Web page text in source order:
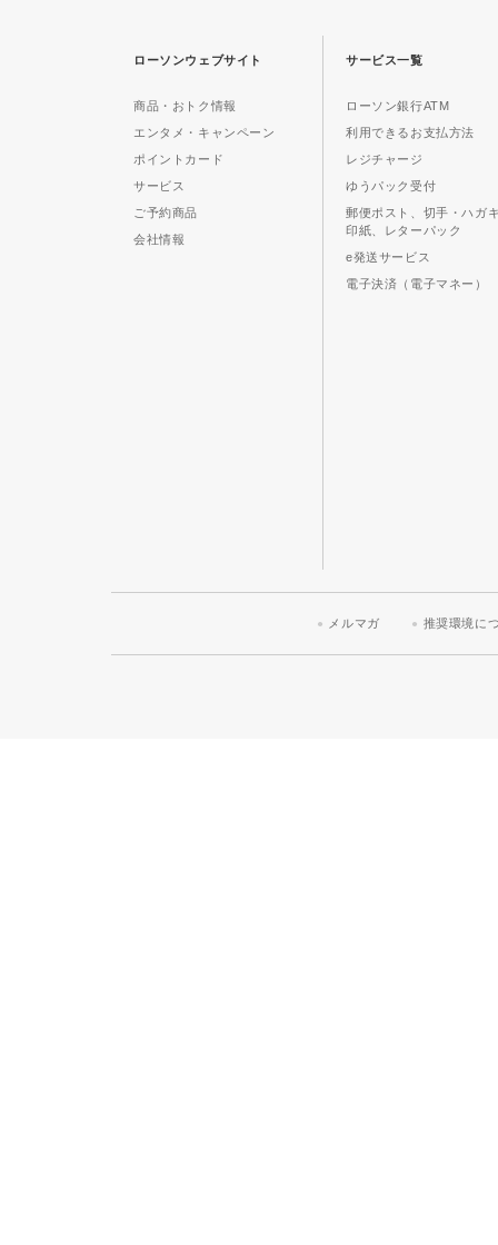
ローソンウェブサイト
商品・おトク情報
エンタメ・キャンペーン
ポイントカード
サービス
ご予約商品
会社情報
サービス一覧
ローソン銀行ATM
利用できるお支払方法
レジチャージ
ゆうパック受付
郵便ポスト、切手・ハガ
印紙、レターパック
e発送サービス
電子決済（電子マネー）
メルマガ 推奨環境に